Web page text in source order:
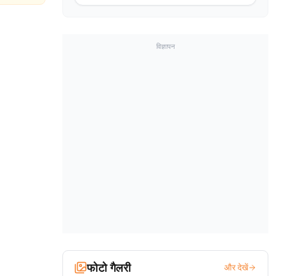
एक हाथ से गजब का कैच
विज्ञापन
फोटो गैलरी और देखें